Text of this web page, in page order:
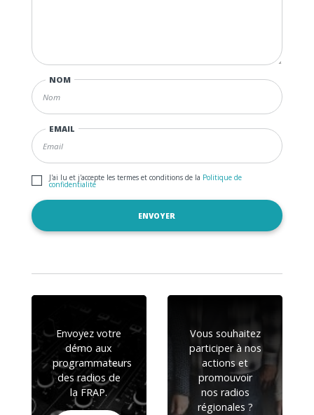
NOM
EMAIL
J'ai lu et j'accepte les termes et conditions de la Politique de
confidentialité
Envoyez votre
démo aux
programmateurs
des radios de
la FRAP.
Vous souhaitez
participer à nos
actions et
promouvoir
nos radios
régionales ?